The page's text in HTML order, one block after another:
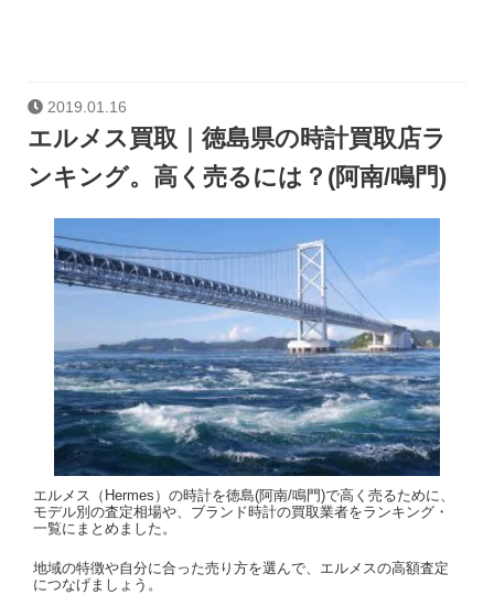
2019.01.16
エルメス買取｜徳島県の時計買取店ラ
ンキング。高く売るには？(阿南/鳴門)
エルメス（Hermes）の時計を徳島(阿南/鳴門)で高く売るために、
モデル別の査定相場や、ブランド時計の買取業者をランキング・
一覧にまとめました。
地域の特徴や自分に合った売り方を選んで、エルメスの高額査定
につなげましょう。